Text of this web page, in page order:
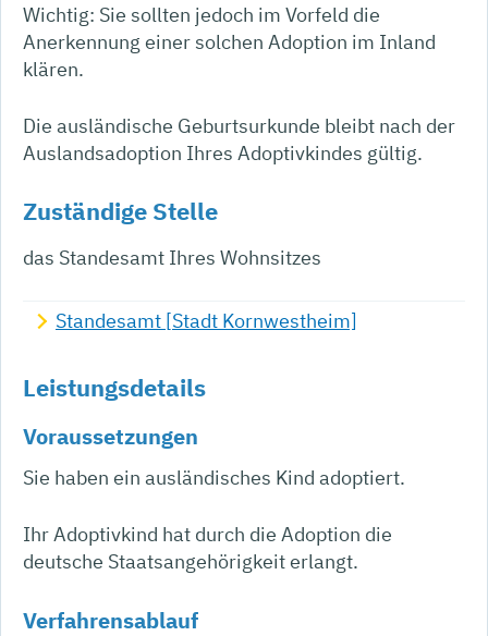
Wichtig: Sie sollten jedoch im Vorfeld die
Anerkennung einer solchen Adoption im Inland
klären.
Die ausländische Geburtsurkunde bleibt nach der
Auslandsadoption Ihres Adoptivkindes gültig.
Zuständige Stelle
das Standesamt Ihres Wohnsitzes
Standesamt [Stadt Kornwestheim]
Leistungsdetails
Voraussetzungen
Sie haben ein ausländisches Kind adoptiert.
Ihr Adoptivkind hat durch die Adoption die
deutsche Staatsangehörigkeit erlangt.
Verfahrensablauf